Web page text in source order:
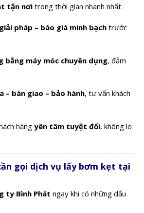
tận nơitrong thời gian nhanh nhất.
pháp – báo giá minh bạchtrước
bằng máy móc chuyên dụng, đảm
– bàn giao – bảo hành, tư vấn khách
hàng yên tâm tuyệt đối, không lo
gọi dịch vụ lấy bơm kẹt tại
ty Bình Phát ngay khi có những dấu